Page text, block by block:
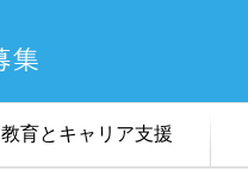
教育とキャリア支援